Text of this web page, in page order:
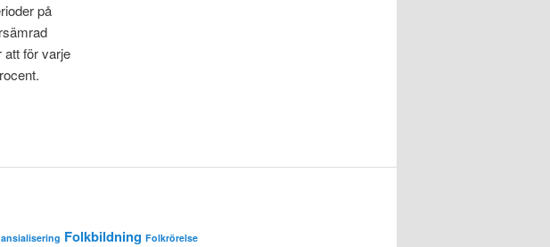
på
att för varje
Folkbildning Folkrörelse